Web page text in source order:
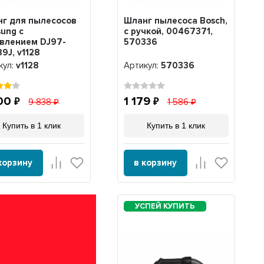
для пылесосов
с
DJ97-
v1128
v1128
9 838
Купить в 1 клик
Шланг пылесоса Bosch,
с ручкой, 00467371,
570336
Артикул: 570336
1 179 1 586
Купить в 1 клик
в корзину